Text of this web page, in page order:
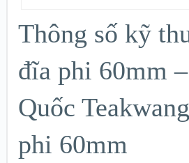
Thông số kỹ
đĩa phi 60mm
Quốc
phi 60mm